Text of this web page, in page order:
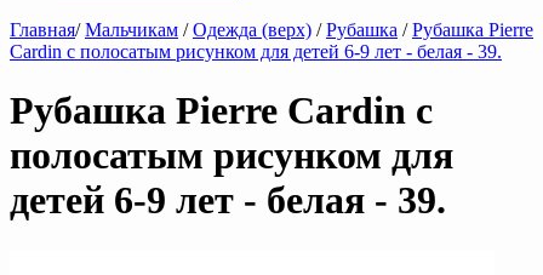
Главная/ Мальчикам / Одежда (верх) / Рубашка / Рубашка Pierre
Cardin с полосатым рисунком для детей 6-9 лет - белая - 39.
Рубашка Pierre Cardin с
полосатым рисунком для
детей 6-9 лет - белая - 39.